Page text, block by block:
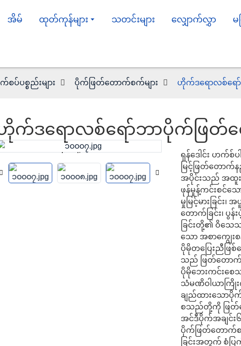
အိမ် ထုတ်ကုန်များ သတင်းများ လျှောက်လွှာ မ
ပ်ပစ္စည်းများ ပိုက်ဖြတ်တောက်စက်များ ဟိုက်ဒရောလစ်ရေ
က်ဒရောလစ်ရော်ဘာပိုက်ဖြတ်
Loading...
Loading... ရှန်ဒေါင်း ဟက်စ်ပါ
မြင့်ဖြတ်တောက်န
အပိုင်းသည် အထူ
ဖုန်မှုန့်ကင်းစင်သေ
မှုမြင့်မားခြင်း၊
တောက်ခြင်း၊ ပွန်
ခြင်းတို့၏ ဝိသေ
သော အစာကျွေ
ပိုမိုတပြေးညီဖြစ်
သည် ဖြတ်တောက်ခ
ပိုမိုဘေးကင်းစေ
သံမဏိဝါယာကြိုးက
ချည်ထားသောပိုက်
စသည်တို့ကို ဖြတ်
အင်ဒီပိုက်အချင်း
ပိုက်ဖြတ်တောက်
ခြင်းအတွက် စံပ